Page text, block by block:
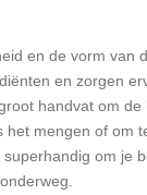
en de vorm van
en zorgen
handvat om
het mengen of om
om je